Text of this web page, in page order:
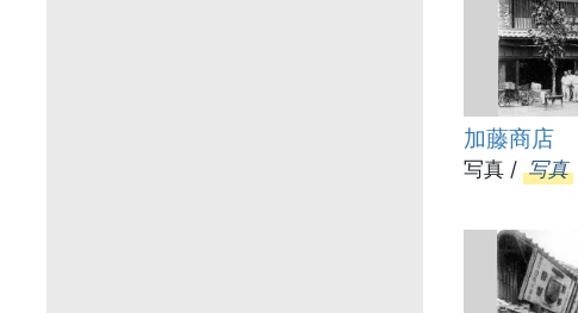
加藤商店
写真 / 写真